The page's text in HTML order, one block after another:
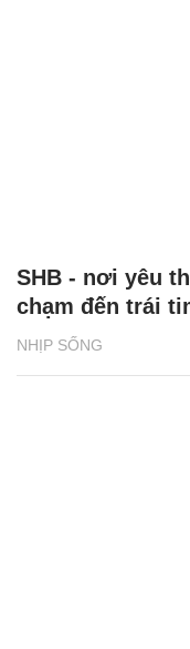
NHỊP SỐNG
SHB - nơi yêu
chạm đến trái